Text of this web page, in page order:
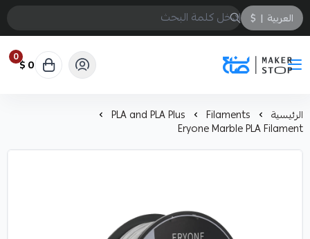
العربية |
$
صانع
0 0 $
الرئيسية Filaments
PLA and PLA Plus
Eryone Marble PLA Filament